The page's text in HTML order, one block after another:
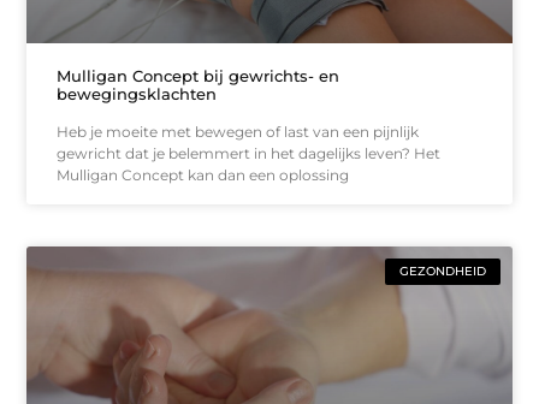
Mulligan Concept bij gewrichts- en
bewegingsklachten
Heb je moeite met bewegen of last van een pijnlijk
gewricht dat je belemmert in het dagelijks leven? Het
Mulligan Concept kan dan een oplossing
GEZONDHEID